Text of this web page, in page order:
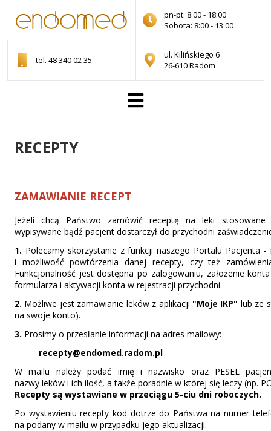
ul. Kilińskiego 6
26-610 Radom
tel. 48 340 02 35
pn-pt: 8:00 - 18:00
Sobota: 8:00 - 13:00
RECEPTY
ZAMAWIANIE RECEPT
Jeżeli chcą Państwo zamówić receptę na leki
wypisywane bądź pacjent dostarczył do przychodni
1. Polecamy skorzystanie z funkcji naszego Portalu Pacjenta
i możliwość powtórzenia danej recepty, czy też
Funkcjonalność jest dostępna po zalogowaniu, założenie
formularza i aktywacji konta w rejestracji przychodni.
2. Możliwe jest zamawianie leków z aplikacji "Moje IKP" lub ze
na swoje konto).
3. Prosimy o przesłanie informacji na adres mailowy:
recepty@endomed.radom.pl
W mailu należy podać imię i nazwisko oraz PESEL
nazwy leków i ich ilość, a także poradnie w której się leczy (np.
Recepty są wystawiane w przeciągu 5-ciu dni roboczych.
Po wystawieniu recepty kod dotrze do Państwa na numer
na podany w mailu w przypadku jego aktualizacji.